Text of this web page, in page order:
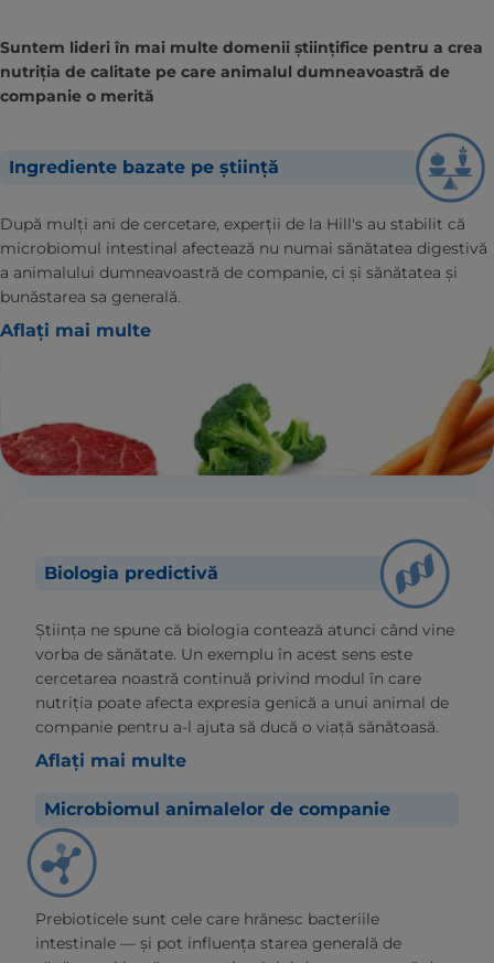
Suntem lideri în mai multe domenii științifice pentru a crea
nutriția de calitate pe care animalul dumneavoastră de
companie o merită
Ingrediente bazate pe știință
După mulți ani de cercetare, experții de la Hill's au stabilit că
microbiomul intestinal afectează nu numai sănătatea digestivă
a animalului dumneavoastră de companie, ci și sănătatea și
bunăstarea sa generală.
Aflați mai multe
Biologia predictivă
Știința ne spune că biologia contează atunci când vine
vorba de sănătate. Un exemplu în acest sens este
cercetarea noastră continuă privind modul în care
nutriția poate afecta expresia genică a unui animal de
companie pentru a-l ajuta să ducă o viață sănătoasă.
Aflați mai multe
Microbiomul animalelor de companie
Prebioticele sunt cele care hrănesc bacteriile
intestinale — și pot influența starea generală de